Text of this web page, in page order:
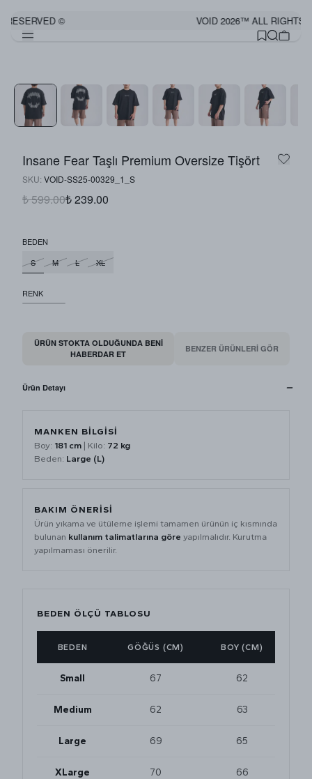
© VOID 2026™ ALL RIGHTS
Insane Fear Taşlı Premium Oversize Tişört
SKU: VOID-SS25-00329_1_S
₺ 599.00₺ 239.00
BEDEN
S
M L XL
RENK
ÜRÜN STOKTA OLDUĞUNDA BENI
HABERDAR ET
BENZER ÜRÜNLERİ GÖR
Ürün Detayı
MANKEN BİLGİSİ
Boy: 181 cm | Kilo: 72 kg
Beden: Large (L)
BAKIM ÖNERİSİ
Ürün yıkama ve ütüleme işlemi tamamen ürünün iç kısmında
bulunan kullanım talimatlarına göre yapılmalıdır. Kurutma
yapılmaması önerilir.
BEDEN ÖLÇÜ TABLOSU
BEDEN GÖĞÜS (CM) BOY (CM)
Small 67 62
Medium 62 63
Large 69 65
XLarge 70 66